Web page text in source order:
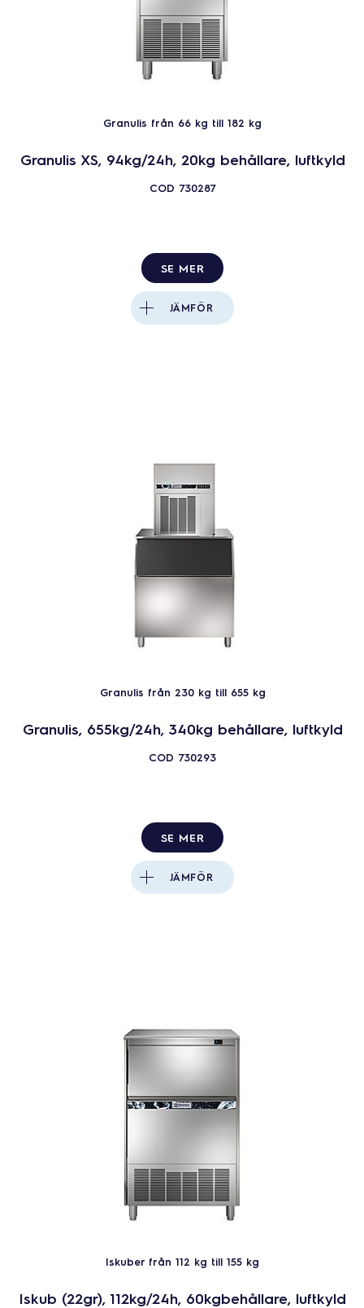
Granulis från 66 kg till 182 kg
Granulis XS, 94kg/24h, 20kg behållare, luftkyld
COD 730287
SE MER
JÄMFÖR
Granulis från 230 kg till 655 kg
Granulis, 655kg/24h, 340kg behållare, luftkyld
COD 730293
SE MER
JÄMFÖR
Iskuber från 112 kg till 155 kg
Iskub (22gr), 112kg/24h, 60kgbehållare, luftkyld